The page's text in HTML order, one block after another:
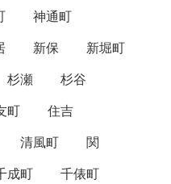
神通町
新保
新堀町
杉瀬
杉谷
町
住吉
清風町
関
成町
千俵町